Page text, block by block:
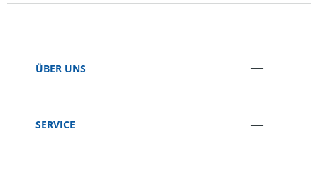
ÜBER UNS
SERVICE